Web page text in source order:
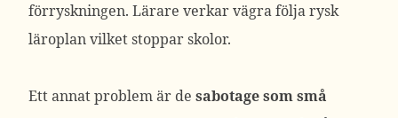
förryskningen. Lärare verkar vägra följa rysk
läroplan vilket stoppar skolor.
Ett annat problem är de sabotage som små